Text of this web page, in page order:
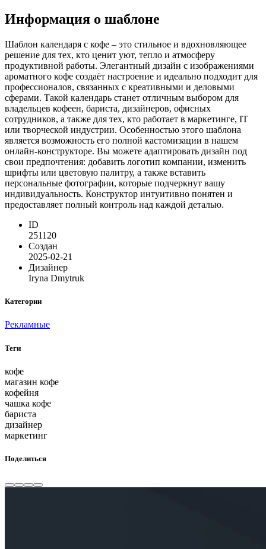
Информация о шаблоне
Шаблон календаря с кофе – это стильное и вдохновляющее
решение для тех, кто ценит уют, тепло и атмосферу
продуктивной работы. Элегантный дизайн с изображениями
ароматного кофе создаёт настроение и идеально подходит для
профессионалов, связанных с креативными и деловыми
сферами. Такой календарь станет отличным выбором для
владельцев кофеен, бариста, дизайнеров, офисных
сотрудников, а также для тех, кто работает в маркетинге, IT
или творческой индустрии. Особенностью этого шаблона
является возможность его полной кастомизации в нашем
онлайн-конструкторе. Вы можете адаптировать дизайн под
свои предпочтения: добавить логотип компании, изменить
шрифты или цветовую палитру, а также вставить
персональные фотографии, которые подчеркнут вашу
индивидуальность. Конструктор интуитивно понятен и
предоставляет полный контроль над каждой деталью.
ID
251120
Создан
2025-02-21
Дизайнер
Iryna Dmytruk
Категории
Рекламные
Теги
кофе
магазин кофе
кофейня
чашка кофе
бариста
дизайнер
маркетинг
Поделиться